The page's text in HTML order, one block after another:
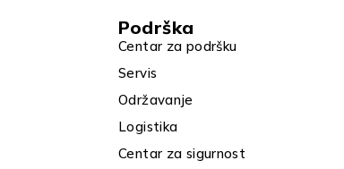
Podrška
Centar za podršku
Servis
Održavanje
Logistika
Centar za sigurnost